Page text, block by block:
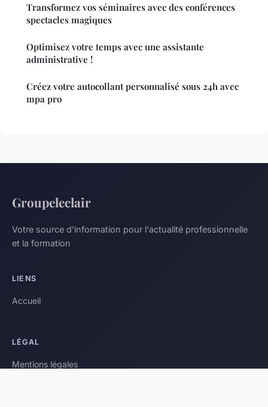
Transformez vos séminaires avec des conférences
spectacles magiques
Optimisez votre temps avec une assistante
administrative !
Créez votre autocollant personnalisé sous 24h avec
mpa pro
Groupeleclair
Votre source d'information pour l'actualité professionnelle
et la formation
LIENS
Accueil
LÉGAL
Mentions légales